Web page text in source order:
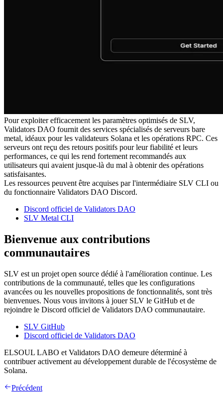
Pour exploiter efficacement les paramètres optimisés de SLV,
Validators DAO fournit des services spécialisés de serveurs bare
metal, idéaux pour les validateurs Solana et les opérations RPC. Ces
serveurs ont reçu des retours positifs pour leur fiabilité et leurs
performances, ce qui les rend fortement recommandés aux
utilisateurs qui avaient jusque-là du mal à obtenir des opérations
satisfaisantes.
Les ressources peuvent être acquises par l'intermédiaire SLV CLI ou
du fonctionnaire Validators DAO Discord.
Discord officiel de Validators DAO
SLV Metal CLI
Bienvenue aux contributions
communautaires
SLV est un projet open source dédié à l'amélioration continue. Les
contributions de la communauté, telles que les configurations
avancées ou les nouvelles propositions de fonctionnalités, sont très
bienvenues. Nous vous invitons à jouer SLV le GitHub et de
rejoindre le Discord officiel de Validators DAO communautaire.
SLV GitHub
Discord officiel de Validators DAO
ELSOUL LABO et Validators DAO demeure déterminé à
contribuer activement au développement durable de l'écosystème de
Solana.
Précédent